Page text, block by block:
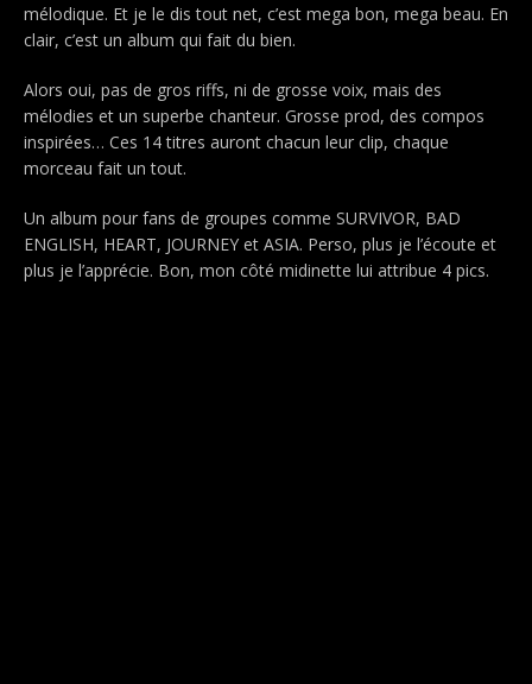
mélodique. Et je le dis tout net, c’est mega bon, mega beau. En
clair, c’est un album qui fait du bien.
Alors oui, pas de gros riffs, ni de grosse voix, mais des
mélodies et un superbe chanteur. Grosse prod, des compos
inspirées… Ces 14 titres auront chacun leur clip, chaque
morceau fait un tout.
Un album pour fans de groupes comme SURVIVOR, BAD
ENGLISH, HEART, JOURNEY et ASIA. Perso, plus je l’écoute et
plus je l’apprécie. Bon, mon côté midinette lui attribue 4 pics.